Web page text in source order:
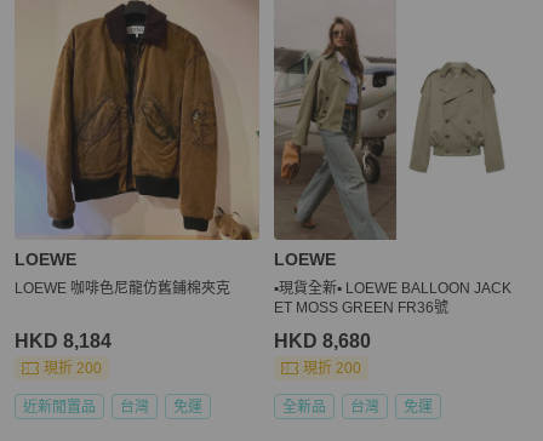
LOEWE
LOEWE 咖啡色尼龍仿舊鋪棉夾克
HKD 8,184
現折 200
近新閒置品 台灣 免運
LOEWE
▪️現貨全新▪️ LOEWE BALLOON JACK
ET MOSS GREEN FR36號
HKD 8,680
現折 200
全新品 台灣 免運